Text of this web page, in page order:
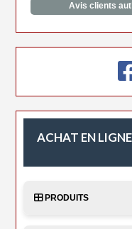
Avis clients
ACHAT EN LIGNE
PRODUITS